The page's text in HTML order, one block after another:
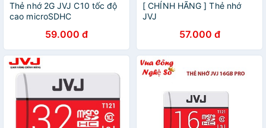
Thẻ nhớ 2G JVJ C10 tốc độ
cao microSDHC
59.000 đ
[ CHÍNH HÃNG ] Thẻ nhớ
JVJ
chuyên dụng tôc độ cao
microSDHC -Bảo hành 5
năm 1 đổi 1
57.000 đ